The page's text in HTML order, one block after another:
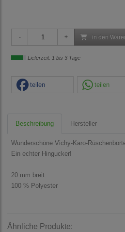
in den
Lieferzeit: 1 bis 3 Tage
teilen teilen
Beschreibung Hersteller
Wunderschöne Vichy-Karo-
Ein echter Hingucker!
20 mm breit
100 % Polyester
Ähnliche Produkte: